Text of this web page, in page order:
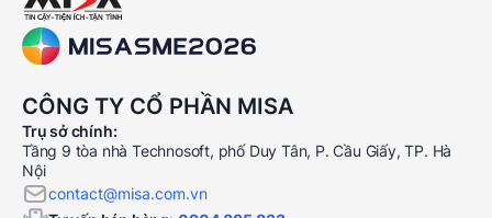
CÔNG TY CỔ PHẦN MISA
Trụ sở chính:
Tầng 9 tòa nhà Technosoft, phố Duy Tân, P. Cầu Giấy, TP. Hà
Nội
contact@misa.com.vn